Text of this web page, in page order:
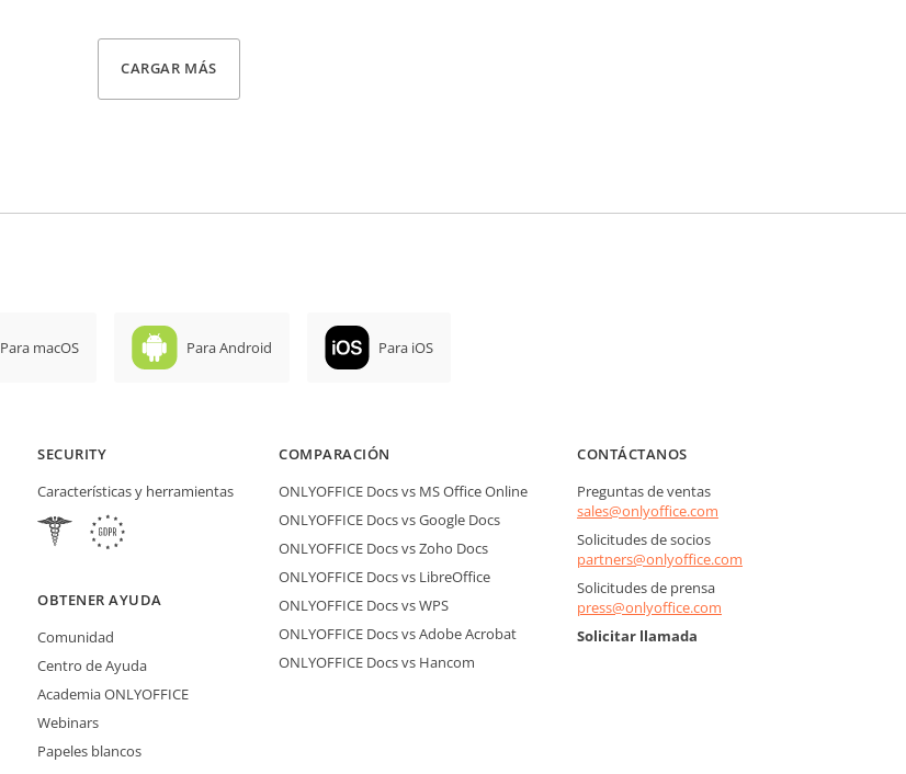
CARGAR MÁS
Para macOS Para Android Para iOS
SECURITY
Características y herramientas
OBTENER AYUDA
Comunidad
Centro de Ayuda
Academia ONLYOFFICE
Webinars
Papeles blancos
COMPARACIÓN
ONLYOFFICE Docs vs MS Office Online
ONLYOFFICE Docs vs Google Docs
ONLYOFFICE Docs vs Zoho Docs
ONLYOFFICE Docs vs LibreOffice
ONLYOFFICE Docs vs WPS
ONLYOFFICE Docs vs Adobe Acrobat
ONLYOFFICE Docs vs Hancom
CONTÁCTANOS
Preguntas de ventas
sales@onlyoffice.com
Solicitudes de socios
partners@onlyoffice.com
Solicitudes de prensa
press@onlyoffice.com
Solicitar llamada